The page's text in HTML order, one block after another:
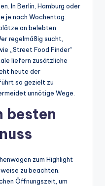
In Berlin, Hamburg oder
je nach Wochentag.
an belebten
regelmäßig sucht,
„Street Food Finder“
liefern zusätzliche
heute der
so gezielt zu
unnötige Wege.
besten
zum Highlight
zu beachten.
Öffnungszeit, um